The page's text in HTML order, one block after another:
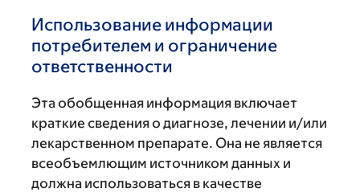
Использование информации
потребителем и ограничение
ответственности
Эта обобщенная информация включает
краткие сведения о диагнозе, лечении и/или
лекарственном препарате. Она не является
всеобъемлющим источником данных и
должна использоваться в качестве